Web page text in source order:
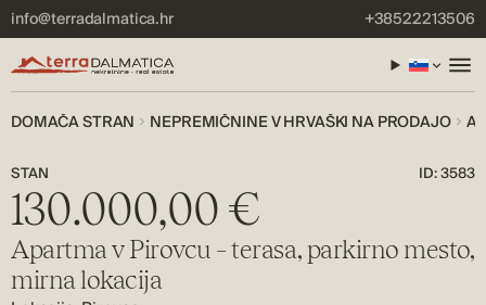
info@terradalmatica.hr +38522213506
DOMAČA STRAN NEPREMIČNINE V HRVAŠKI NA PRODAJO
STAN ID: 3583
130.000,00 €
Apartma v Pirovcu – terasa, parkirno mesto,
mirna lokacija